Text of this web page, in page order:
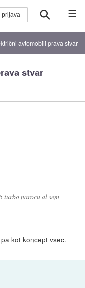
☰
avtomobili prava stvar
stvar
turbo narocu al sem
kot koncept vsec.